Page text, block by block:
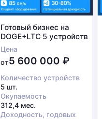
Готовый бизнес на
DOGE+LTC 5 устройств
Цена
от5 600 000₽
Количество устройств
5 шт.
Окупаемость
312,4 мес.
Доходность, годовых